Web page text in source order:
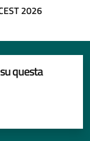
2026
questa